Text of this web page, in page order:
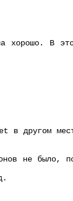
хорошо. В
в другом
не было,